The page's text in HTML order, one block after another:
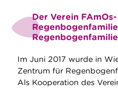
Der Verein FAmOs-
Im Juni 2017 wurde in
Zentrum für
Als Kooperation des